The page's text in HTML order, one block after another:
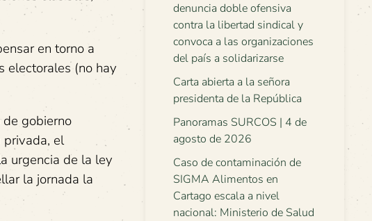
en torno a
electorales (no hay
gobierno
privada, el
urgencia de la ley
la jornada la
denuncia doble ofensiva
contra la libertad sindical y
convoca a las organizaciones
del país a solidarizarse
Carta abierta a la señora
presidenta de la República
Panoramas SURCOS | 4 de
agosto de 2026
Caso de contaminación de
SIGMA Alimentos en
Cartago escala a nivel
nacional: Ministerio de Salud